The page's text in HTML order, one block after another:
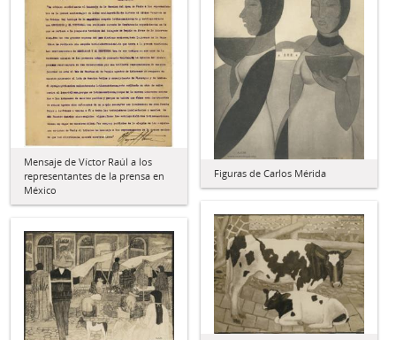
Mensaje de Víctor Raúl a los
representantes de la prensa en
México
Figuras de Carlos Mérida